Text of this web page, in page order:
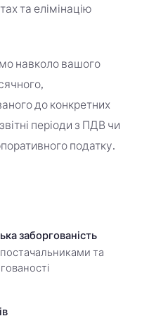
та елімінацію
навколо вашого
до конкретних
періоди з ПДВ чи
податку.
заборгованість
постачальниками та